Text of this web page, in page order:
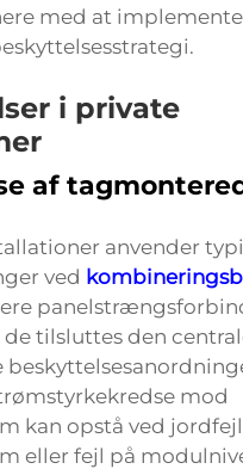
med at
i private
af
anvender
ved
de tilsluttes den
mod
kan opstå ved
eller fejl på